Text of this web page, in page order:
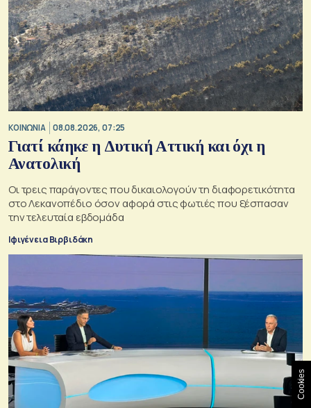
ΚΟΙΝΩΝΙΑ 08.08.2026, 07:25
Γιατί κάηκε η Δυτική Αττική και όχι η
Ανατολική
Oι τρεις παράγοντες που δικαιολογούν τη διαφορετικότητα
στο Λεκανοπέδιο όσον αφορά στις φωτιές που ξέσπασαν
την τελευταία εβδομάδα
Ιφιγένεια Βιρβιδάκη
Cookies